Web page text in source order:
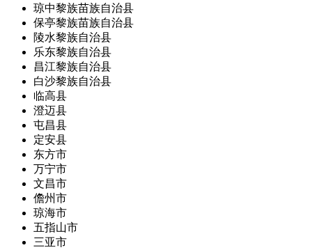
琼中黎族苗族自治县
保亭黎族苗族自治县
陵水黎族自治县
乐东黎族自治县
昌江黎族自治县
白沙黎族自治县
临高县
澄迈县
屯昌县
定安县
东方市
万宁市
文昌市
儋州市
琼海市
五指山市
三亚市